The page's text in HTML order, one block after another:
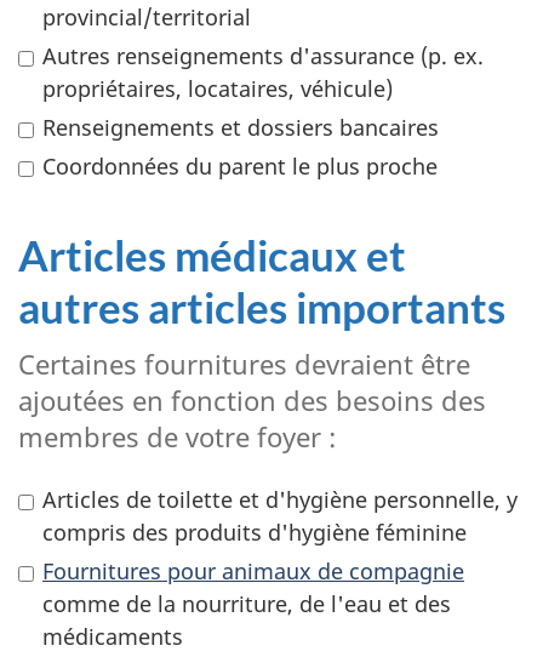
provincial/territorial
Autres renseignements d'assurance (p. ex.
propriétaires, locataires, véhicule)
Renseignements et dossiers bancaires
Coordonnées du parent le plus proche
Articles médicaux et
autres articles importants
Certaines fournitures devraient être
ajoutées en fonction des besoins des
membres de votre foyer :
Articles de toilette et d'hygiène personnelle, y
compris des produits d'hygiène féminine
Fournitures pour animaux de compagnie
comme de la nourriture, de l'eau et des
médicaments